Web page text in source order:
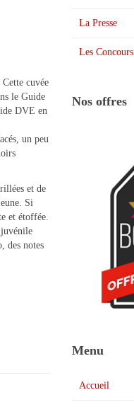
cuvée
le Guide
DVE en
un peu
et de
Si
et étoffée.
juvénile
des notes
La Presse
Les Concours
Nos offres
Menu
Accueil